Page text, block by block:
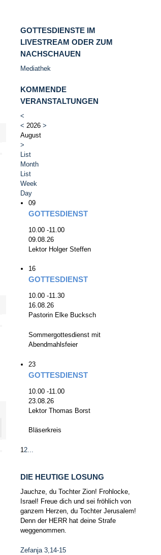
»
GOTTESDIENSTE IM
LIVESTREAM ODER ZUM
NACHSCHAUEN
Mediathek
KOMMENDE
VERANSTALTUNGEN
<
< 2026 >
August
>
List
Month
List
Week
Day
09
GOTTESDIENST
10.00 -11.00
09.08.26
Lektor Holger Steffen
16
GOTTESDIENST
10.00 -11.30
16.08.26
Pastorin Elke Bucksch
Sommergottesdienst mit
Abendmahlsfeier
23
GOTTESDIENST
10.00 -11.00
23.08.26
Lektor Thomas Borst
Bläserkreis
12...
DIE HEUTIGE LOSUNG
Jauchze, du Tochter Zion! Frohlocke,
Israel! Freue dich und sei fröhlich von
ganzem Herzen, du Tochter Jerusalem!
Denn der HERR hat deine Strafe
weggenommen.
Zefanja 3,14-15